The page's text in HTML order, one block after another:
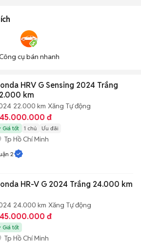
cụ bán nhanh
HRV G Sensing 2024 Trắng
km
22.000 km Xăng Tự động
đ
Giá tốt 1 chủ Ưu đãi
Tp Hồ Chí Minh
2
HR-V G 2024 Trắng 24.000 km
24.000 km Xăng Tự động
đ
Giá tốt
Tp Hồ Chí Minh